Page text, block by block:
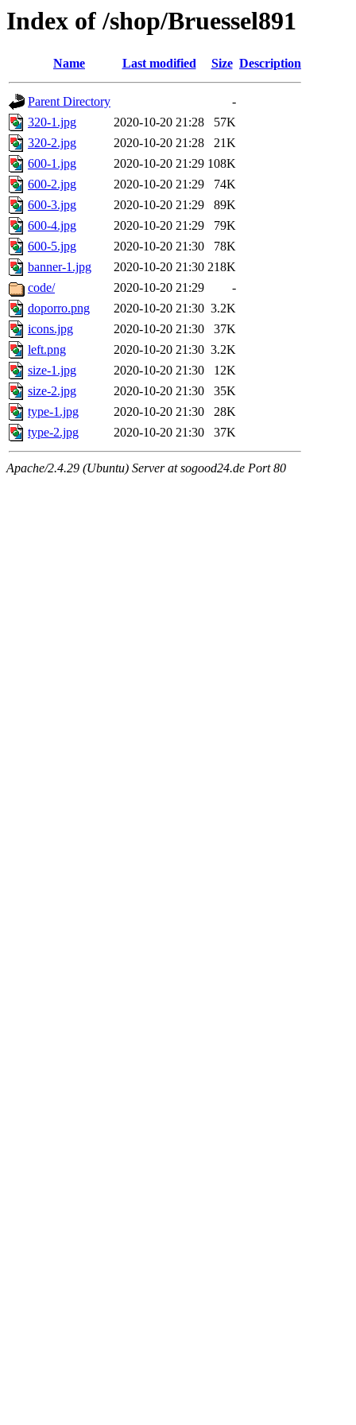
Index of /shop/Bruessel891
Name Last modified Size Description
Parent Directory
-
320-1.jpg
2020-10-20 21:28
57K
320-2.jpg
2020-10-20 21:28
21K
600-1.jpg
2020-10-20 21:29 108K
600-2.jpg
2020-10-20 21:29
74K
600-3.jpg
2020-10-20 21:29
89K
600-4.jpg
2020-10-20 21:29
79K
600-5.jpg
2020-10-20 21:30
78K
banner-1.jpg
2020-10-20 21:30 218K
code/
2020-10-20 21:29
-
doporro.png
2020-10-20 21:30 3.2K
icons.jpg
2020-10-20 21:30
37K
left.png
2020-10-20 21:30 3.2K
size-1.jpg
2020-10-20 21:30
12K
size-2.jpg
2020-10-20 21:30
35K
type-1.jpg
2020-10-20 21:30
28K
type-2.jpg
2020-10-20 21:30 37K
Apache/2.4.29 (Ubuntu) Server at sogood24.de Port 80